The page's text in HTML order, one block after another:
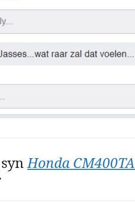
Honda CM400TA